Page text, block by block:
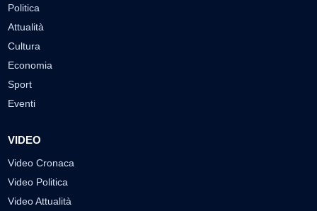
Politica
Attualità
Cultura
Economia
Sport
Eventi
VIDEO
Video Cronaca
Video Politica
Video Attualità